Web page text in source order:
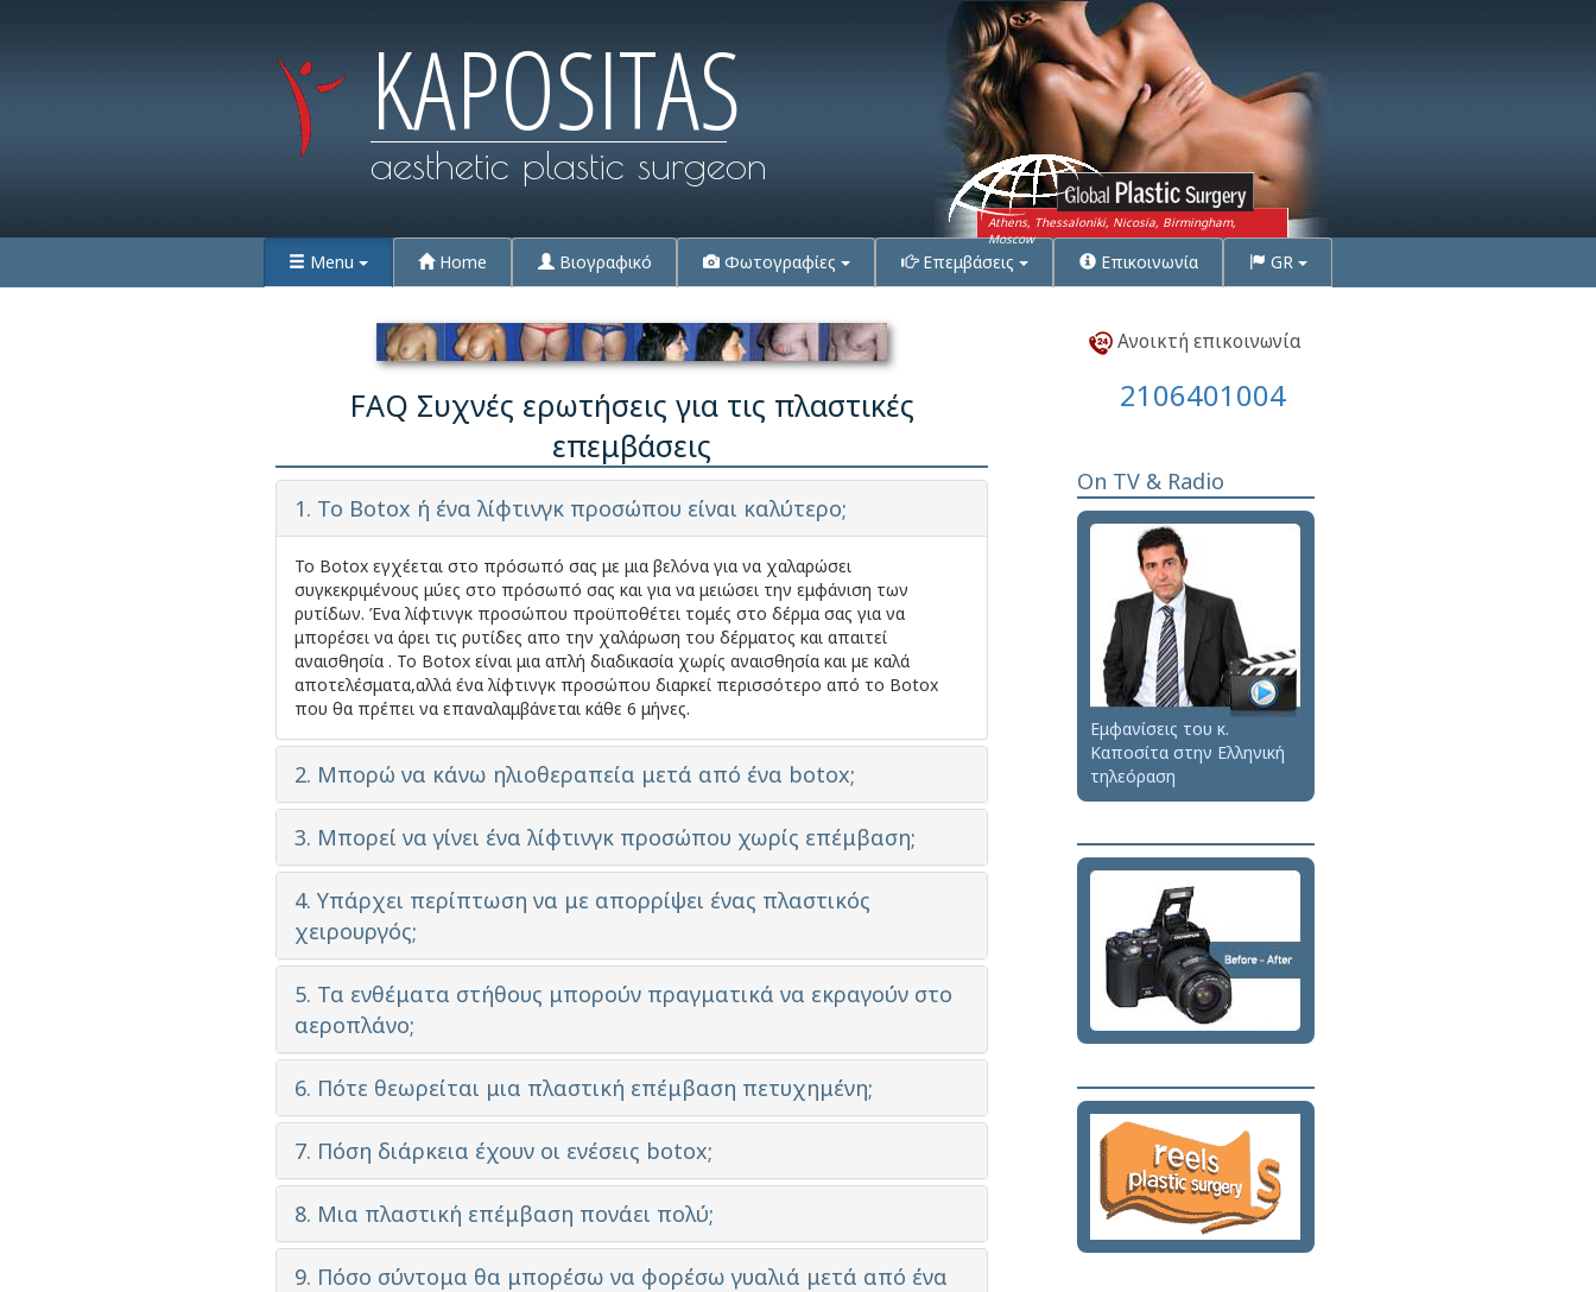
KAPOSITAS
aesthetic plastic surgeon
Athens, Thessaloniki, Nicosia, Birmingham,
Moscow
Menu Home Βιογραφικό Φωτογραφίες Επεμβάσεις Επικοινωνία GR
FAQ Συχνές ερωτήσεις για τις πλαστικές
επεμβάσεις
1. Το Botox ή ένα λίφτινγκ προσώπου είναι καλύτερο;
Το Botox εγχέεται στο πρόσωπό σας με μια βελόνα για να χαλαρώσει
συγκεκριμένους μύες στο πρόσωπό σας και για να μειώσει την εμφάνιση των
ρυτίδων. Ένα λίφτινγκ προσώπου προϋποθέτει τομές στο δέρμα σας για να
μπορέσει να άρει τις ρυτίδες απο την χαλάρωση του δέρματος και απαιτεί
αναισθησία . Το Botox είναι μια απλή διαδικασία χωρίς αναισθησία και με καλά
αποτελέσματα,αλλά ένα λίφτινγκ προσώπου διαρκεί περισσότερο από το Botox
που θα πρέπει να επαναλαμβάνεται κάθε 6 μήνες.
2. Μπορώ να κάνω ηλιοθεραπεία μετά από ένα botox;
3. Μπορεί να γίνει ένα λίφτινγκ προσώπου χωρίς επέμβαση;
4. Υπάρχει περίπτωση να με απορρίψει ένας πλαστικός
χειρουργός;
5. Τα ενθέματα στήθους μπορούν πραγματικά να εκραγούν στο
αεροπλάνο;
6. Πότε θεωρείται μια πλαστική επέμβαση πετυχημένη;
7. Πόση διάρκεια έχουν οι ενέσεις botox;
8. Μια πλαστική επέμβαση πονάει πολύ;
9. Πόσο σύντομα θα μπορέσω να φορέσω γυαλιά μετά από ένα
Ανοικτή επικοινωνία
2106401004
On TV & Radio
Εμφανίσεις του κ.
Καποσίτα στην Ελληνική
τηλεόραση